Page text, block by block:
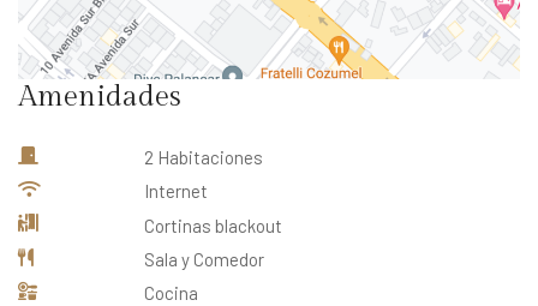
Amenidades
2 Habitaciones
Internet
Cortinas blackout
Sala y Comedor
Cocina